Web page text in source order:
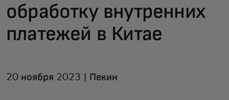
Для новаторов
Новости и тренды
обработку внутренних
платежей в Китае
20 ноября 2023 | Пекин